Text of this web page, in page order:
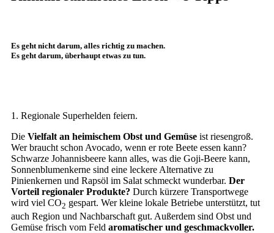
Es geht nicht darum, alles richtig zu machen.
Es geht darum, überhaupt etwas zu tun.
1. Regionale Superhelden feiern.
Die Vielfalt an heimischem Obst und Gemüse ist riesengroß.
Wer braucht schon Avocado, wenn er rote Beete essen kann?
Schwarze Johannisbeere kann alles, was die Goji-Beere kann,
Sonnenblumenkerne sind eine leckere Alternative zu
Pinienkernen und Rapsöl im Salat schmeckt wunderbar. Der
Vorteil regionaler Produkte? Durch kürzere Transportwege
wird viel CO2 gespart. Wer kleine lokale Betriebe unterstützt, tut
auch Region und Nachbarschaft gut. Außerdem sind Obst und
Gemüse frisch vom Feld aromatischer und geschmackvoller.